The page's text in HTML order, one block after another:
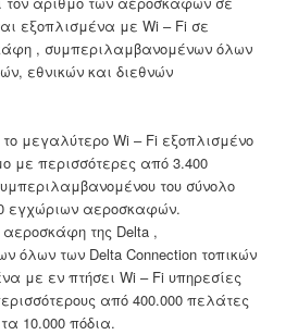
εξοπλισμένα με Wi – Fi σε
, συμπεριλαμβανομένων όλων
εθνικών και διεθνών
το μεγαλύτερο Wi – Fi εξοπλισμένο
με περισσότερες από 3.400
του σύνολο
εγχώριων αεροσκαφών.
της Delta ,
όλων των Delta Connection τοπικών
με εν πτήσει Wi – Fi υπηρεσίες
από 400.000 πελάτες
10.000 πόδια.